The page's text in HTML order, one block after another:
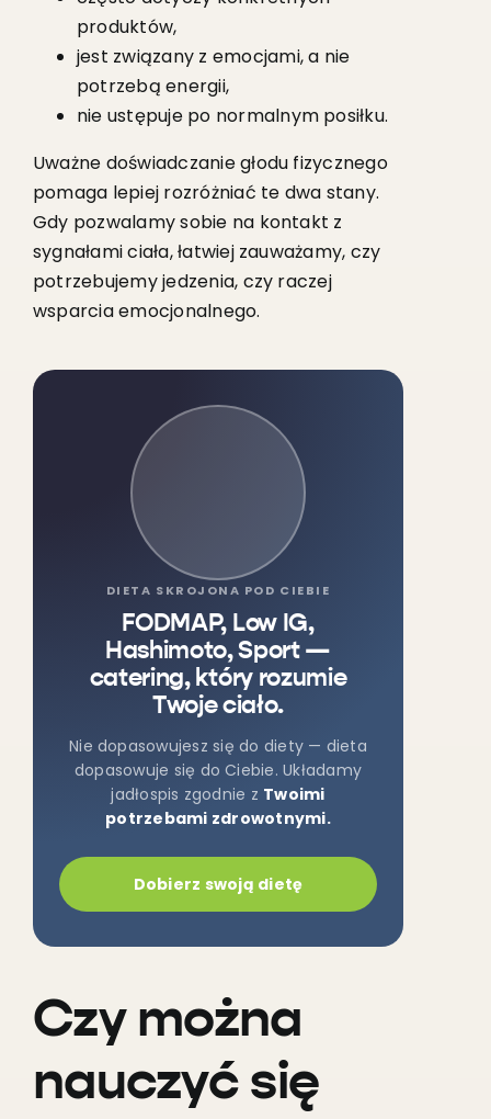
produktów,
jest związany z emocjami, a nie
potrzebą energii,
nie ustępuje po normalnym posiłku.
Uważne doświadczanie głodu fizycznego
pomaga lepiej rozróżniać te dwa stany.
Gdy pozwalamy sobie na kontakt z
sygnałami ciała, łatwiej zauważamy, czy
potrzebujemy jedzenia, czy raczej
wsparcia emocjonalnego.
DIETA SKROJONA POD CIEBIE
FODMAP, Low IG,
Hashimoto, Sport —
catering, który rozumie
Twoje ciało.
Nie dopasowujesz się do diety — dieta
dopasowuje się do Ciebie. Układamy
jadłospis zgodnie z Twoimi
potrzebami zdrowotnymi.
Dobierz swoją dietę
Czy można
nauczyć się